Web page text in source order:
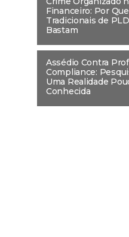
Financeiro: Por
Tradicionais de
Bastam
Assédio Contra
Compliance:
Uma Realidade
Conhecida